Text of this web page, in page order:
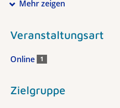
Mehr zeigen
Veranstaltungsart
Online 1
Zielgruppe